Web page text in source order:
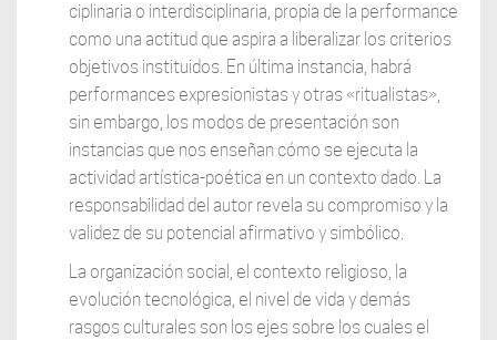
ciplinaria o interdisciplinaria, propia de la performance
como una actitud que aspira a liberalizar los criterios
objetivos instituidos. En última instancia, habrá
performances expresionistas y otras «ritualistas»,
sin embargo, los modos de presentación son
instancias que nos enseñan cómo se ejecuta la
actividad artística-poética en un contexto dado. La
responsabilidad del autor revela su compromiso y la
validez de su potencial afirmativo y simbólico.
La organización social, el contexto religioso, la
evolución tecnológica, el nivel de vida y demás
rasgos culturales son los ejes sobre los cuales el